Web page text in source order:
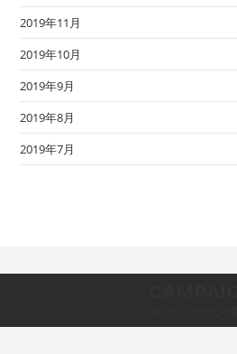
2019年11月
2019年10月
2019年9月
2019年8月
2019年7月